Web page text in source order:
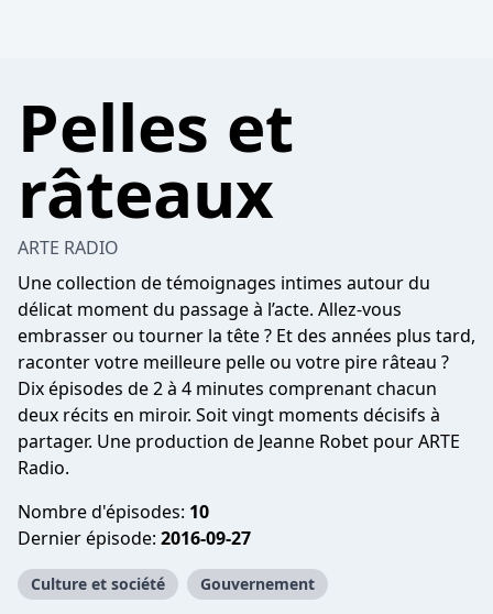
Pelles et
râteaux
ARTE RADIO
Une collection de témoignages intimes autour du
délicat moment du passage à l’acte. Allez-vous
embrasser ou tourner la tête ? Et des années plus tard,
raconter votre meilleure pelle ou votre pire râteau ?
Dix épisodes de 2 à 4 minutes comprenant chacun
deux récits en miroir. Soit vingt moments décisifs à
partager. Une production de Jeanne Robet pour ARTE
Radio.
Nombre d'épisodes: 10
Dernier épisode: 2016-09-27
Culture et société Gouvernement